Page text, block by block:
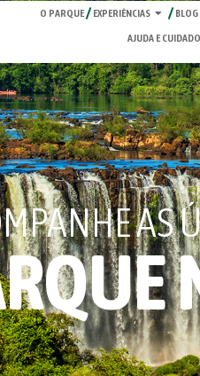
O PARQUE EXPERIÊNCIAS BLOG
AJUDA E
AS